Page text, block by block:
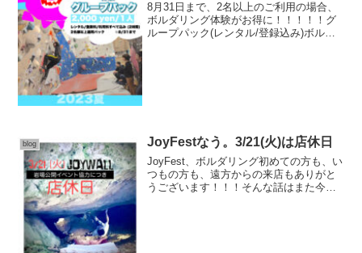
8月31日まで、2名以上のご利用の場合、
ボルダリング体験がお得に！！！！！グ
ループパック(レンタル/登録込み)ボルダ
blog JoyFestなう。3/21(火)は店休日
JoyFest、ボルダリング初めての方も、い
つもの方も、遠方からの来店もありがと
うございます！！！そんな話はまた今